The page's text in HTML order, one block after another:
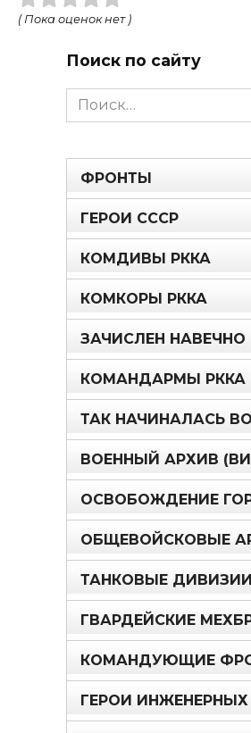
( Пока оценок нет )
Поиск по сайту
Search
for:
ФРОНТЫ
ГЕРОИ СССР
КОМДИВЫ РККА
КОМКОРЫ РККА
ЗАЧИСЛЕН НАВЕЧНО
КОМАНДАРМЫ РККА
ТАК НАЧИНАЛАСЬ
ВОЕННЫЙ АРХИВ
ОСВОБОЖДЕНИЕ
ОБЩЕВОЙСКОВЫЕ
ТАНКОВЫЕ
ГВАРДЕЙСКИЕ
КОМАНДУЮЩИЕ
ГЕРОИ